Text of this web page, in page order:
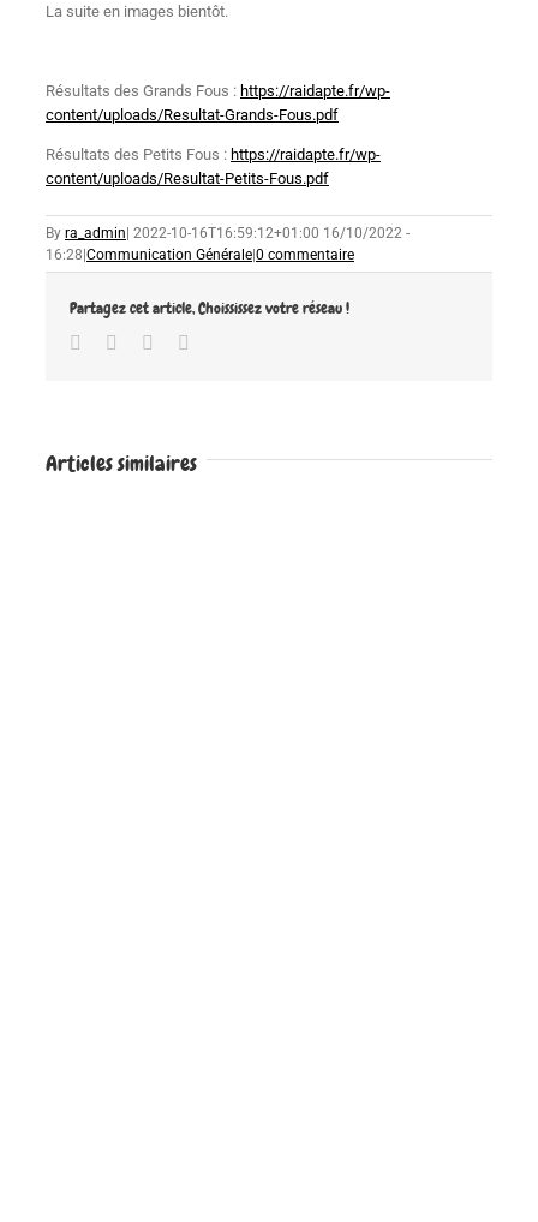
La suite en images bientôt.
Résultats des Grands Fous : https://raidapte.fr/wp-
content/uploads/Resultat-Grands-Fous.pdf
Résultats des Petits Fous : https://raidapte.fr/wp-
content/uploads/Resultat-Petits-Fous.pdf
By ra_admin| 2022-10-16T16:59:12+01:00 16/10/2022 -
16:28|Communication Générale|0 commentaire
Partagez cet article, Choississez votre réseau !
Facebook
TwitterGoogle+
Articles similaires